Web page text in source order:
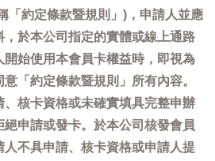
「約定條款暨規則」)，申請人並應
，於本公司指定的實體或線上通路
開始使用本會員卡權益時，即視為
「約定條款暨規則」所有內容。
、核卡資格或未確實填具完整申辦
絕申請或發卡。於本公司核發會員
人不具申請、核卡資格或申請人提